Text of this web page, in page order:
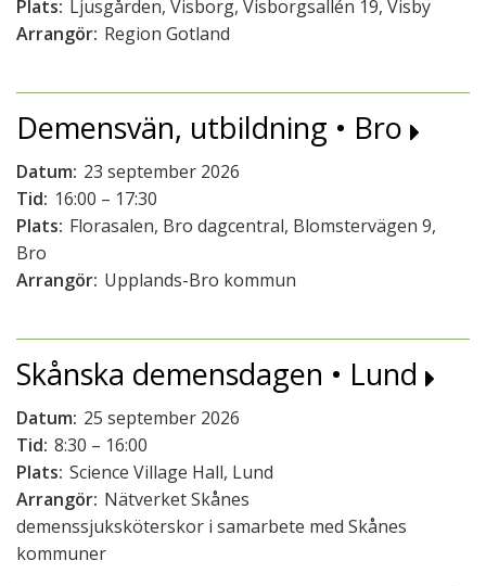
Plats: Ljusgården, Visborg, Visborgsallén 19, Visby
Arrangör: Region Gotland
Demensvän, utbildning • Bro
Datum: 23 september 2026
Tid: 16:00 – 17:30
Plats: Florasalen, Bro dagcentral, Blomstervägen 9,
Bro
Arrangör: Upplands-Bro kommun
Skånska demensdagen • Lund
Datum: 25 september 2026
Tid: 8:30 – 16:00
Plats: Science Village Hall, Lund
Arrangör: Nätverket Skånes
demenssjuksköterskor i samarbete med Skånes
kommuner